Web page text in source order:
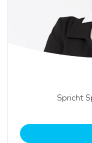
Spricht